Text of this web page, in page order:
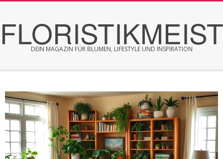
content
DEIN MAGAZIN FÜR BLUMEN, LIFESTYLE UND INSPIRATION
Menu